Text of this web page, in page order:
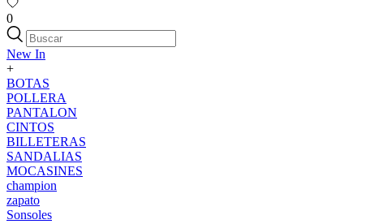
0
New In
+
BOTAS
POLLERA
PANTALON
CINTOS
BILLETERAS
SANDALIAS
MOCASINES
champion
zapato
Sonsoles